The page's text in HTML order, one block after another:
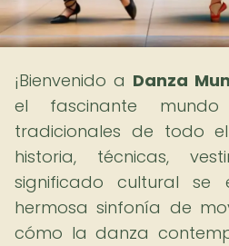
¡Bienvenido a Danza
el fascinante
tradicionales de todo
historia, técnicas,
significado cultural se
hermosa sinfonía de
cómo la danza